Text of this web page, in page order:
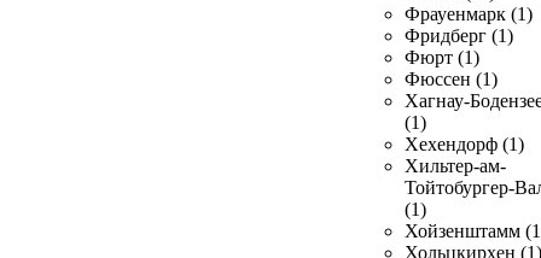
Фрауенмарк (1)
Фридберг (1)
Фюрт (1)
Фюссен (1)
Хагнау-
(1)
Хехендорф (1)
Хильтер-ам-
Тойтобургер-
(1)
Хойзенштамм
Хольцкирхен (1)